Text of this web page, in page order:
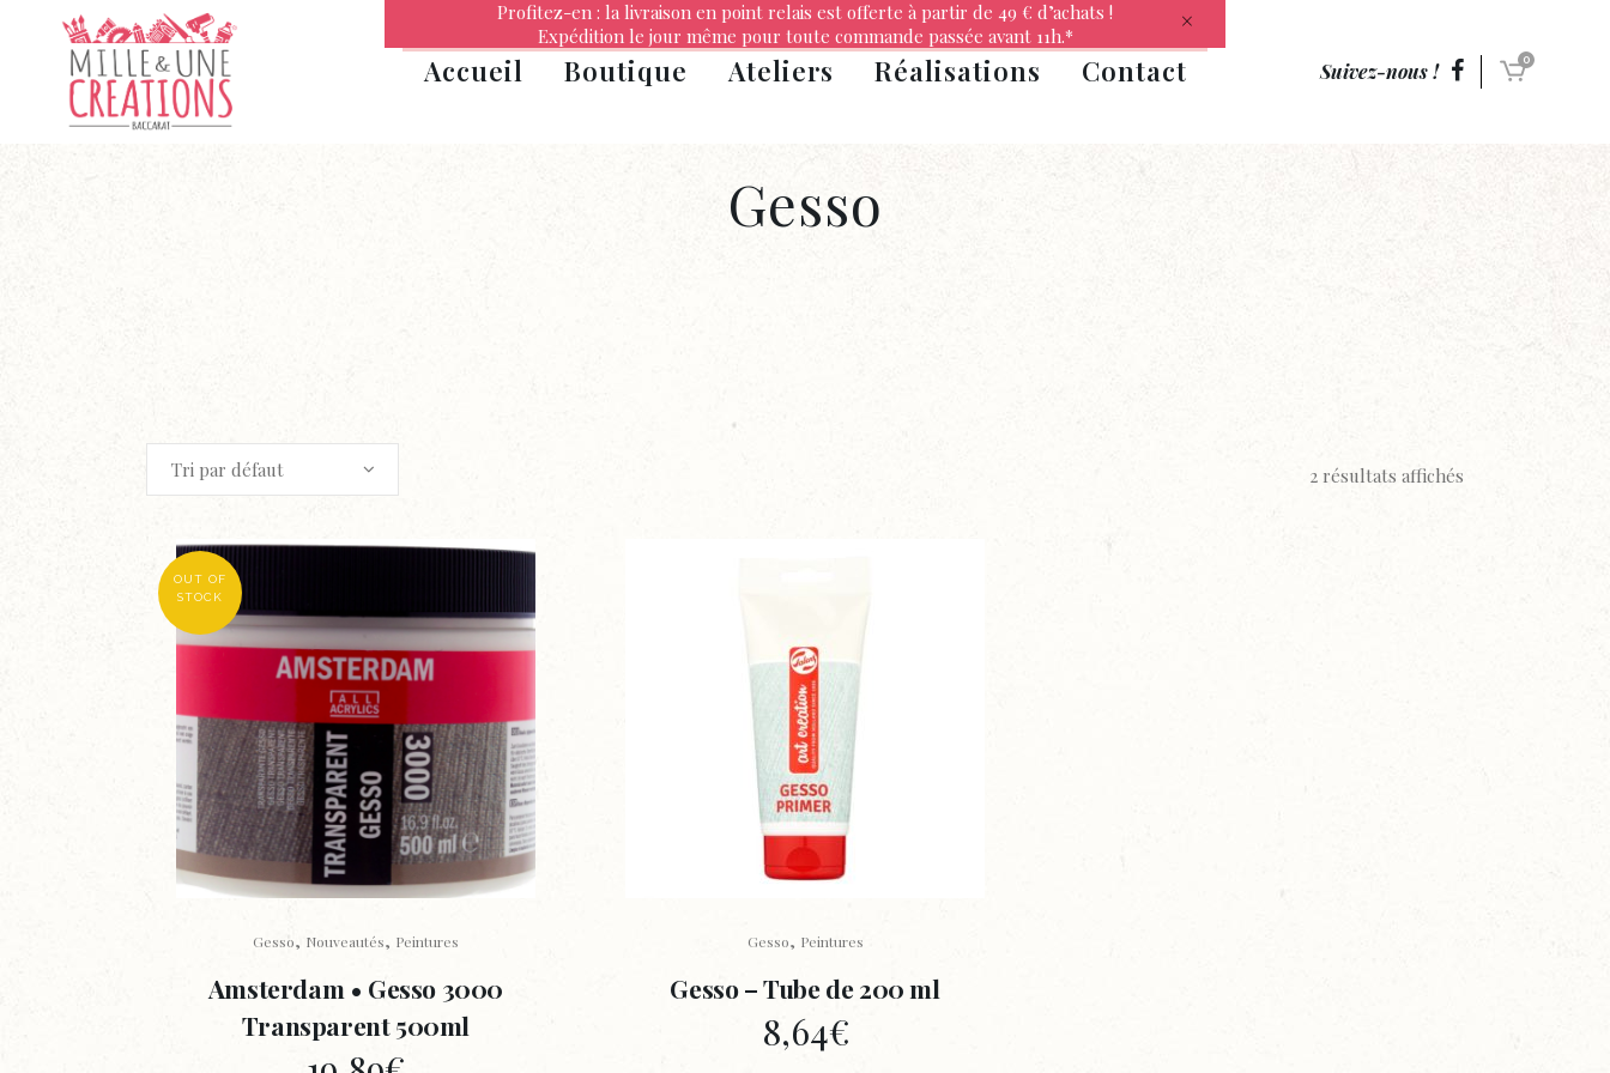
Suivez-nous ! 0
Accueil Boutique Ateliers Réalisations Contact
Gesso
2 résultats affichés
Tri par défaut
OUT OF
STOCK
Gesso, Nouveautés, Peintures
Amsterdam • Gesso 3000
Transparent 500ml
Gesso, Peintures
Gesso – Tube de 200 ml
8,64€
Profitez-en : la livraison en point relais est offerte à partir de 49 € d’achats !
Expédition le jour même pour toute commande passée avant 11h.*